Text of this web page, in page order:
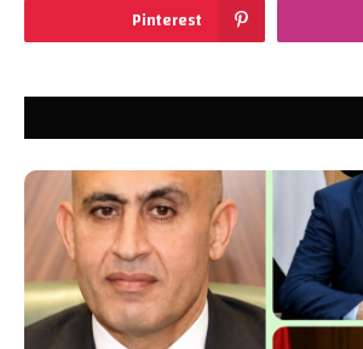
Pinterest